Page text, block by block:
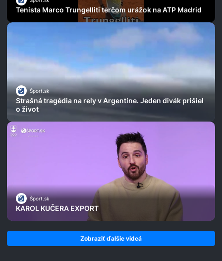
Tenista Marco Trungelliti terčom urážok na ATP Madrid
Šport.sk
Strašná tragédia na rely v Argentíne. Jeden divák prišiel
o život
Šport.sk
KAROL KUČERA EXPORT
Zobraziť ďalšie videá